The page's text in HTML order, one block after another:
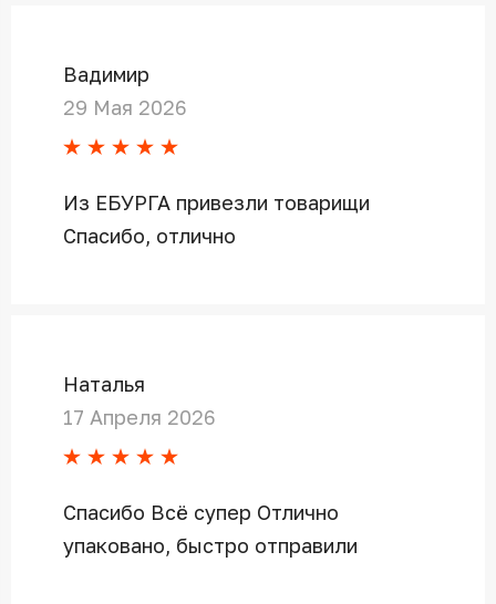
Вадимир
29 Мая 2026
Из ЕБУРГА привезли товарищи
Спасибо, отлично
Наталья
17 Апреля 2026
Спасибо Всё супер Отлично
упаковано, быстро отправили